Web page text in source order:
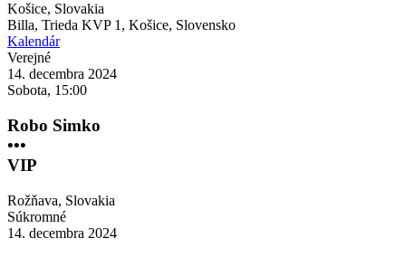
Košice, Slovakia
Billa, Trieda KVP 1, Košice, Slovensko
Kalendár
Verejné
14. decembra 2024
Sobota, 15:00
Robo Simko
•••
VIP
Rožňava, Slovakia
Súkromné
14. decembra 2024